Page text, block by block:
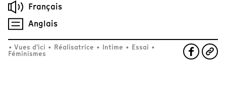
Français
Anglais
• Vues d'ici • Réalisatrice • Intime • Essai •
Féminismes